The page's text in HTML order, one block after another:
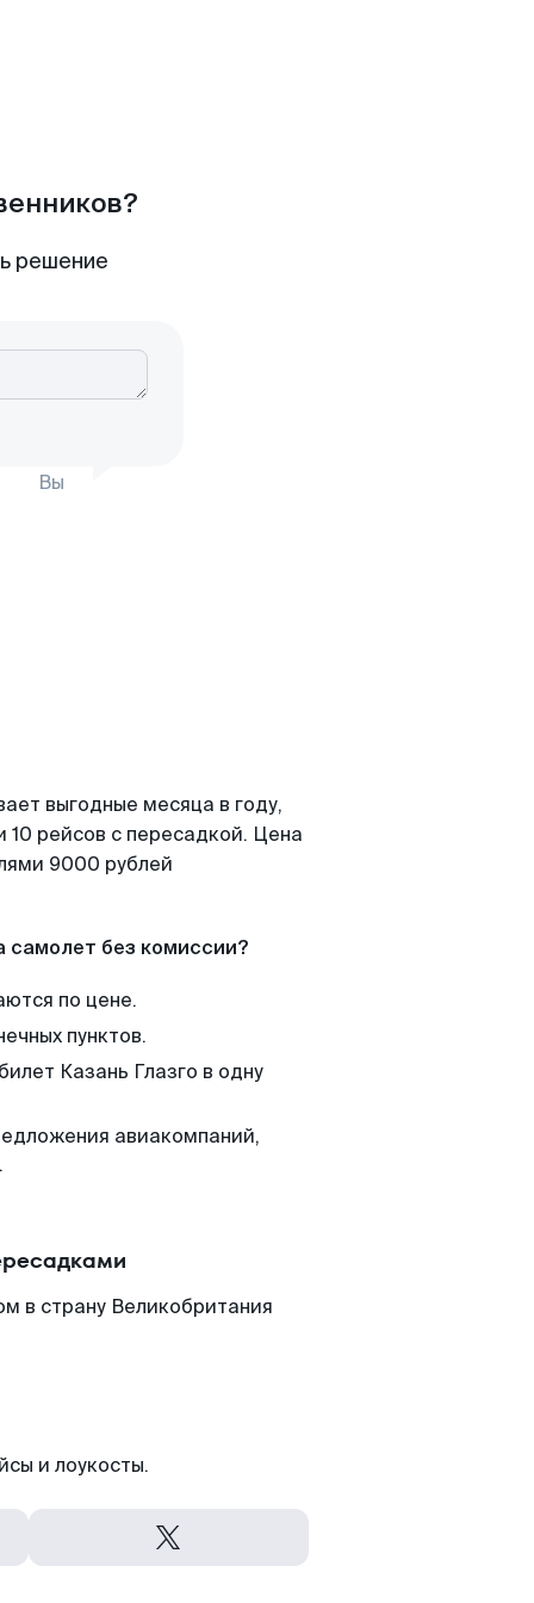
решение
Вы
выгодные месяца в году,
рейсов с пересадкой. Цена
9000 рублей
самолет без комиссии?
по цене.
пунктов.
Казань Глазго в одну
авиакомпаний,
в страну Великобритания
и лоукосты.